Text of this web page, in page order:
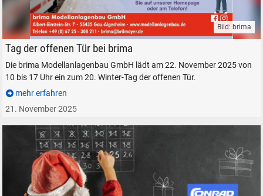
brima Modellanlagenbau Modelleisenbahn Modellbahn Anlage Tag der
Bild: brima
Tag der offenen Tür bei brima
Die brima Modellanlagenbau GmbH lädt am 22. November 2025 von
10 bis 17 Uhr ein zum 20. Winter-Tag der offenen Tür.
mehr erfahren
21. November 2025